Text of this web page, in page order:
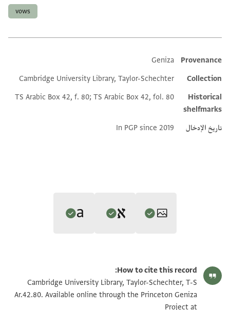
vows
Additional metadata
Provenance
Geniza
Collection
Cambridge University Library, Taylor-Schechter
Historical
shelfmarks
TS Arabic Box 42, f. 80; TS Arabic Box 42, fol. 80
تاريخ الإدخال In PGP since 2019
Amel Bensalim, Stephanie Luescher, Athina Pfeiffer, Marina
Rustow and Lucia Waldschuetz's digital edition.
Recto
Marina Rustow's digital translation.
Recto
[In the name of God, the merciful, the compassionate.]
T-S Ar.42.80 1v تكبير و تدوير
How to cite this record:
Cambridge University Library, Taylor-Schechter, T-S
Ar.42.80. Available online through the Princeton Geniza
Project at